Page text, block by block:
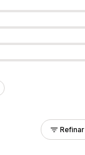
Refinar